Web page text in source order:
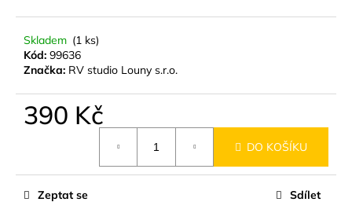
Skladem (1 ks)
Kód: 99636
Značka: RV studio Louny s.r.o.
390 Kč
DO KOŠÍKU
Zeptat se Sdílet
e
m
e
NÁUŠNICE
GOLD
299